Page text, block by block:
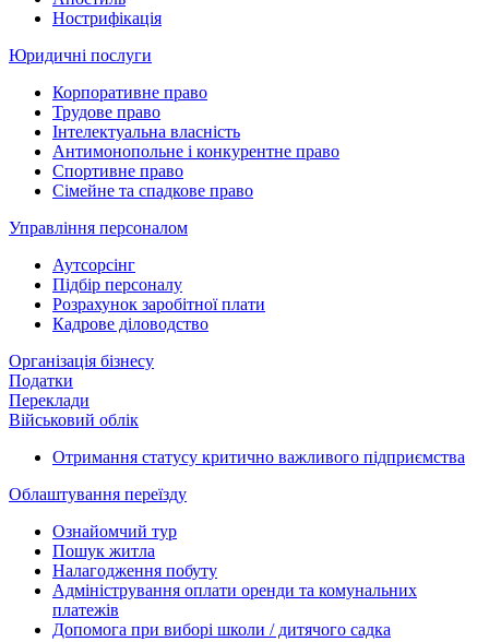
Нострифікація
Юридичні послуги
Корпоративне право
Трудове право
Інтелектуальна власність
Антимонопольне і конкурентне право
Спортивне право
Сімейне та спадкове право
Управління персоналом
Аутсорсінг
Підбір персоналу
Розрахунок заробітної плати
Кадрове діловодство
Організація бізнесу
Податки
Переклади
Військовий облік
Отримання статусу критично важливого підприємства
Облаштування переїзду
Ознайомчий тур
Пошук житла
Налагодження побуту
Адміністрування оплати оренди та комунальних
платежів
Допомога при виборі школи / дитячого садка